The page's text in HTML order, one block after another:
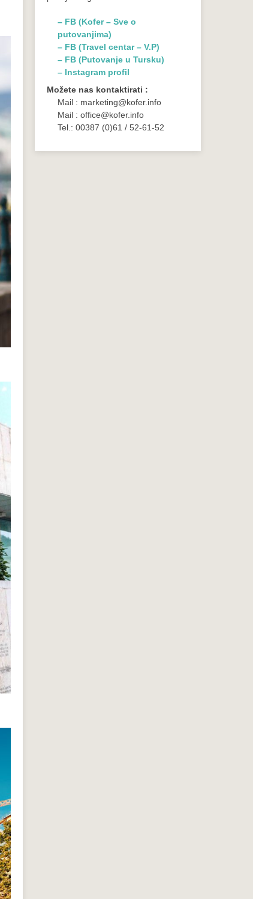
– FB (Kofer – Sve o
putovanjima)
– FB (Travel centar – V.P)
– FB (Putovanje u Tursku)
– Instagram profil
Možete nas kontaktirati :
Mail : marketing@kofer.info
Mail : office@kofer.info
Tel.: 00387 (0)61 / 52-61-52